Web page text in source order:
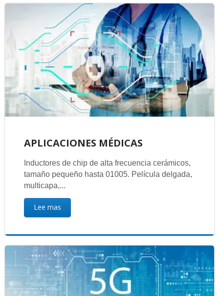
APLICACIONES MÉDICAS
Inductores de chip de alta frecuencia cerámicos,
tamaño pequeño hasta 01005. Película delgada,
multicapa,...
Lee mas